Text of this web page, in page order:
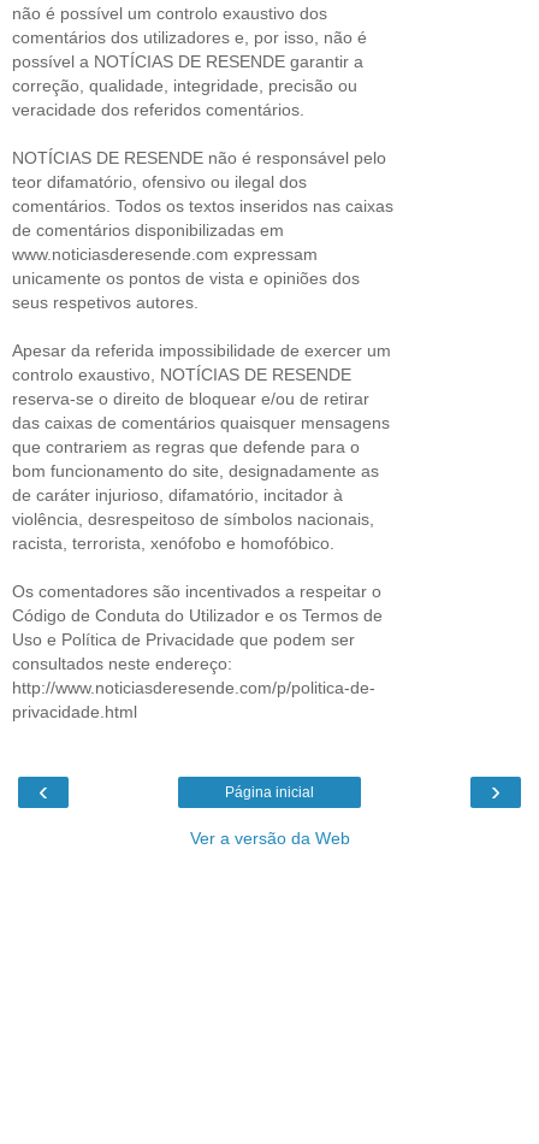
não é possível um controlo exaustivo dos
comentários dos utilizadores e, por isso, não é
possível a NOTÍCIAS DE RESENDE garantir a
correção, qualidade, integridade, precisão ou
veracidade dos referidos comentários.
NOTÍCIAS DE RESENDE não é responsável pelo
teor difamatório, ofensivo ou ilegal dos
comentários. Todos os textos inseridos nas caixas
de comentários disponibilizadas em
www.noticiasderesende.com expressam
unicamente os pontos de vista e opiniões dos
seus respetivos autores.
Apesar da referida impossibilidade de exercer um
controlo exaustivo, NOTÍCIAS DE RESENDE
reserva-se o direito de bloquear e/ou de retirar
das caixas de comentários quaisquer mensagens
que contrariem as regras que defende para o
bom funcionamento do site, designadamente as
de caráter injurioso, difamatório, incitador à
violência, desrespeitoso de símbolos nacionais,
racista, terrorista, xenófobo e homofóbico.
Os comentadores são incentivados a respeitar o
Código de Conduta do Utilizador e os Termos de
Uso e Política de Privacidade que podem ser
consultados neste endereço:
http://www.noticiasderesende.com/p/politica-de-
privacidade.html
‹ ›
Página inicial
Ver a versão da Web